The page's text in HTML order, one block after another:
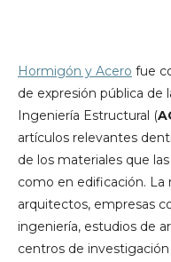
Hormigón y Acero fue
de expresión pública de
Ingeniería Estructural (
artículos relevantes
de los materiales que
como en edificación. La
arquitectos, empresas
ingeniería, estudios de
centros de